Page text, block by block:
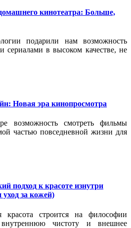
кинотеатра: Больше,
подарили нам возможность
сериалами в высоком качестве, не
Новая эра кинопросмотра
возможность смотреть фильмы
частью повседневной жизни для
подход к красоте изнутри
за кожей)
красота строится на философии
чистоту и внешнее